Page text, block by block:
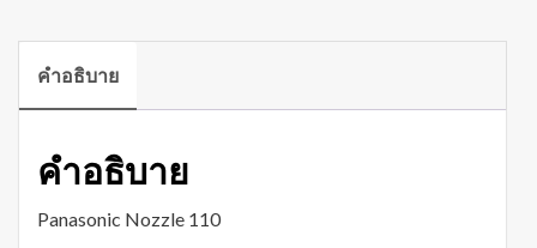
คำอธิบาย
คำอธิบาย
Panasonic Nozzle 110